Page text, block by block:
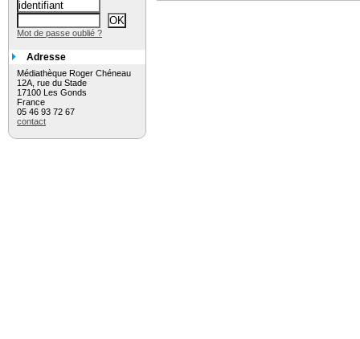
Mot de passe oublié ?
Adresse
Médiathèque Roger Chéneau
12A, rue du Stade
17100 Les Gonds
France
05 46 93 72 67
contact